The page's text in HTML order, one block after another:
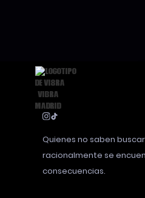
Quienes no saben
racionalmente se
consecuencias.